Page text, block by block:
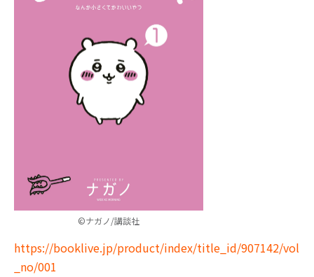
©ナガノ/講談社
https://booklive.jp/product/index/title_id/907142/vol
_no/001